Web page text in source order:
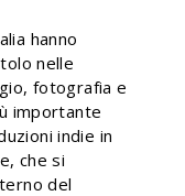
hanno
nelle
fotografia e
importante
indie in
che si
del